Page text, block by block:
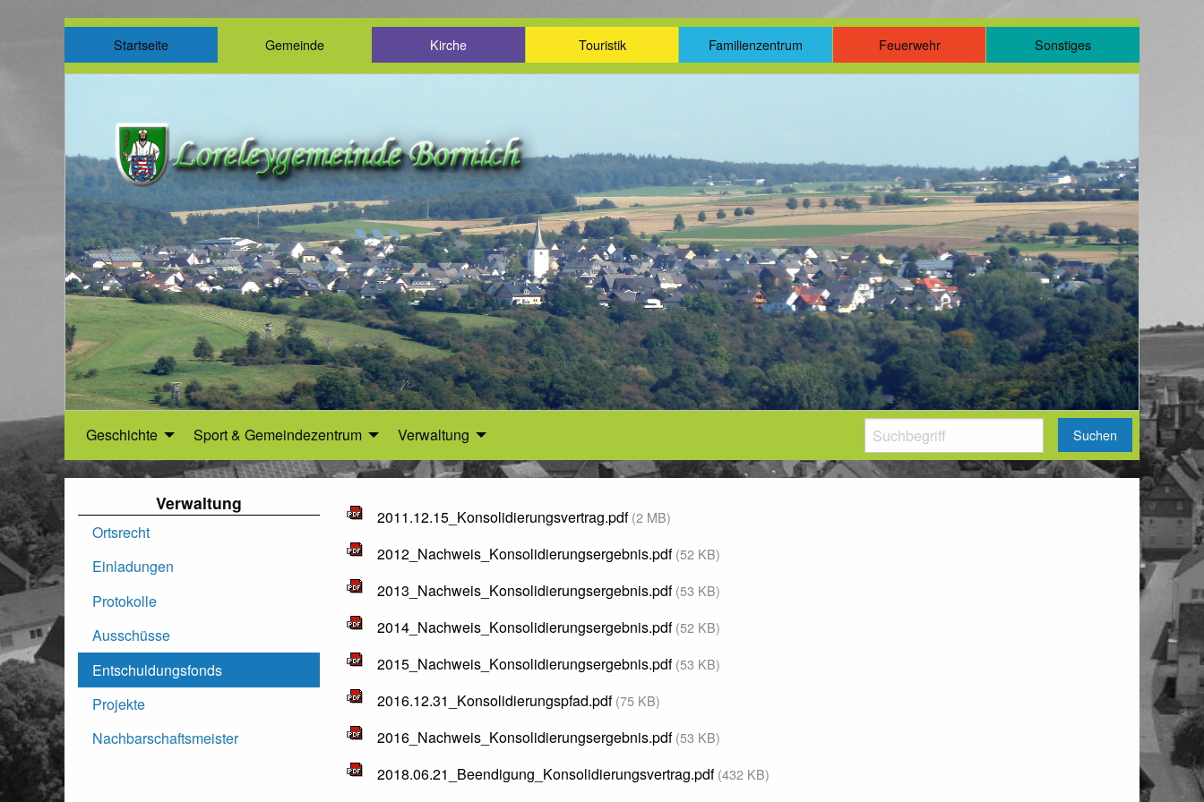
Startseite Gemeinde Kirche Touristik Familienzentrum Feuerwehr Sonstiges
Geschichte Sport & Gemeindezentrum Verwaltung Suchen
Verwaltung
Ortsrecht
Einladungen
Protokolle
Ausschüsse
Entschuldungsfonds
Projekte
Nachbarschaftsmeister
2011.12.15_Konsolidierungsvertrag.pdf(2 MB)
2012_Nachweis_Konsolidierungsergebnis.pdf(52 KB)
2013_Nachweis_Konsolidierungsergebnis.pdf(53 KB)
2014_Nachweis_Konsolidierungsergebnis.pdf(52 KB)
2015_Nachweis_Konsolidierungsergebnis.pdf(53 KB)
2016.12.31_Konsolidierungspfad.pdf(75 KB)
2016_Nachweis_Konsolidierungsergebnis.pdf(53 KB)
2018.06.21_Beendigung_Konsolidierungsvertrag.pdf(432 KB)